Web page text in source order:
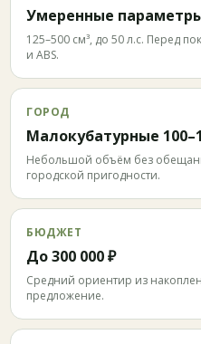
Умеренные
125–500 см³, до 50 л.с. Перед
и ABS.
ГОРОД
Малокубатурные
Небольшой объём без
городской пригодности.
БЮДЖЕТ
До 300 000 ₽
Средний ориентир из
предложение.